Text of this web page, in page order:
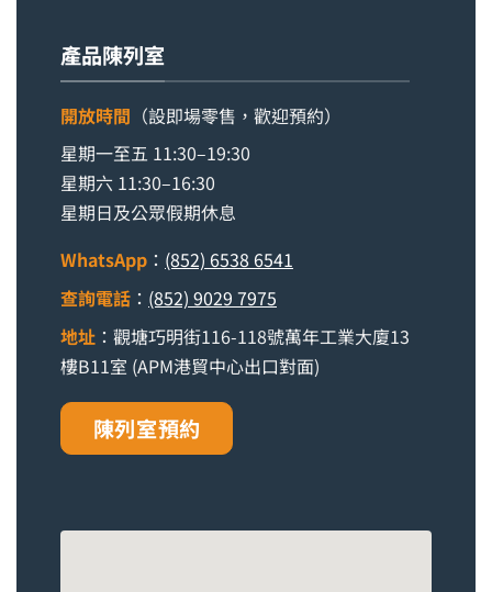
產品陳列室
開放時間 （設即場零售，歡迎預約）
星期一至五 11:30–19:30
星期六 11:30–16:30
星期日及公眾假期休息
WhatsApp ： (852) 6538 6541
查詢電話 ： (852) 9029 7975
地址 ：觀塘巧明街116-118號萬年工業大廈13
樓B11室 (APM港貿中心出口對面)
陳列室預約